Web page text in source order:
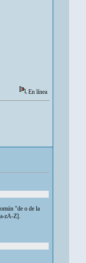
En línea
"de o de la
zA-Z].